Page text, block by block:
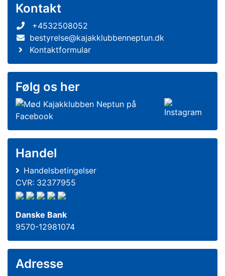
Kontakt
+4532508052
bestyrelse@kajakklubbenneptun.dk
Kontaktformular
Følg os her
Handel
Handelsbetingelser
CVR: 32377955
Danske Bank
9570-12981074
Adresse